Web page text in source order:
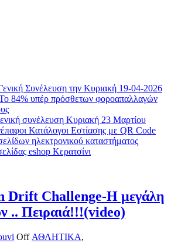
Συνέλευση την Κυριακή 19-04-2026
84% υπέρ πρόσθετων φοροαπαλλαγών
συνέλευση Κυριακή 23 Μαρτίου
Κατάλογοι Εστίασης με QR Code
ηλεκτρονικού καταστήματος
eshop Κερατσίνι
Drift Challenge-Η μεγάλη
.. Πειραιά!!!(video)
Off ΑΘΛΗΤΙΚΑ,